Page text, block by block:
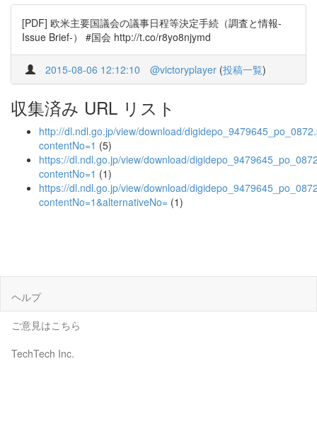
[PDF] 欧米主要国議会の議事日程等決定手続（調査と情報-
Issue Brief-） #国会 http://t.co/r8yo8njymd
2015-08-06 12:12:10 @victoryplayer (投稿一覧)
収集済み URL リスト
http://dl.ndl.go.jp/view/download/
contentNo=1 (5)
https://dl.ndl.go.jp/view/download/
contentNo=1 (1)
https://dl.ndl.go.jp/view/download/
contentNo=1&alternativeNo= (1)
ヘルプ
ご意見はこちら
TechTech Inc.